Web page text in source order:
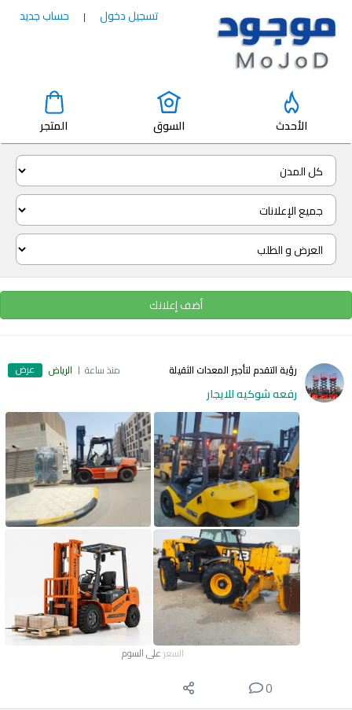
تسجيل دخول | حساب جديد
الأحدث السوق المتجر
أضف إعلانك
رؤية التقدم لتأجير المعدات الثقيلة منذ ساعة الرياض عرض
رفعه شوكيه للايجار
السعر على السوم
0